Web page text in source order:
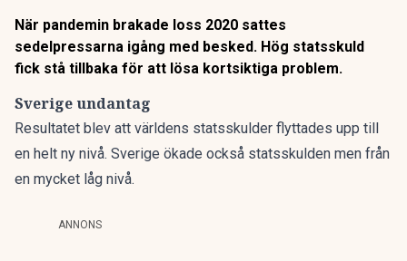
När pandemin brakade loss 2020 sattes
sedelpressarna igång med besked. Hög statsskuld
fick stå tillbaka för att lösa kortsiktiga problem.
Sverige undantag
Resultatet blev att världens statsskulder flyttades upp till
en helt ny nivå. Sverige ökade också statsskulden men från
en mycket låg nivå.
ANNONS